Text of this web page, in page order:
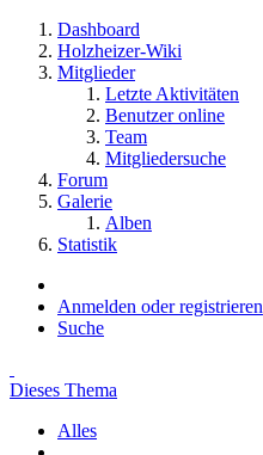
Dashboard
Holzheizer-Wiki
Mitglieder
Letzte Aktivitäten
Benutzer online
Team
Mitgliedersuche
Forum
Galerie
Alben
Statistik
Anmelden oder registrieren
Suche
Dieses Thema
Alles